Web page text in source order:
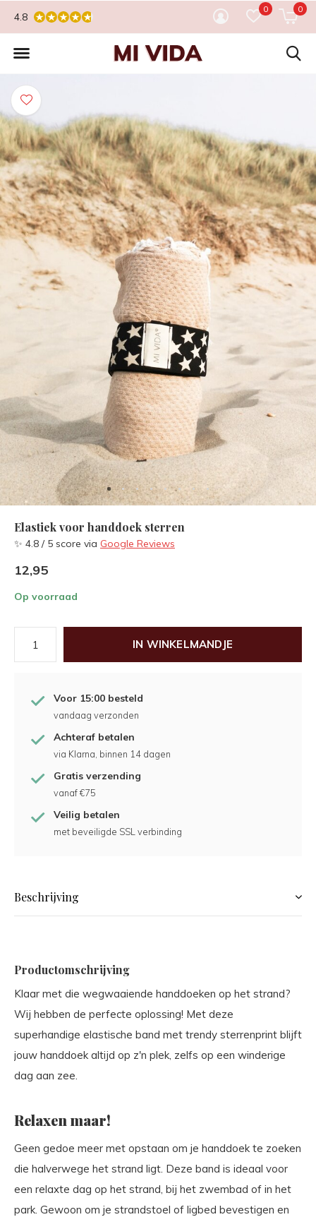
0 0
4.8
Elastiek voor handdoek sterren
✨ 4.8 / 5 score via Google Reviews
12,95
Op voorraad
IN WINKELMANDJE
Voor 15:00 besteld
vandaag verzonden
Achteraf betalen
via Klarna, binnen 14 dagen
Gratis verzending
vanaf €75
Veilig betalen
met beveiligde SSL verbinding
Beschrijving
Productomschrijving
Klaar met die wegwaaiende handdoeken op het strand?
Wij hebben de perfecte oplossing! Met deze
superhandige elastische band met trendy sterrenprint blijft
jouw handdoek altijd op z'n plek, zelfs op een winderige
dag aan zee.
Relaxen maar!
Geen gedoe meer met opstaan om je handdoek te zoeken
die halverwege het strand ligt. Deze band is ideaal voor
een relaxte dag op het strand, bij het zwembad of in het
park. Gewoon om je strandstoel of ligbed bevestigen en